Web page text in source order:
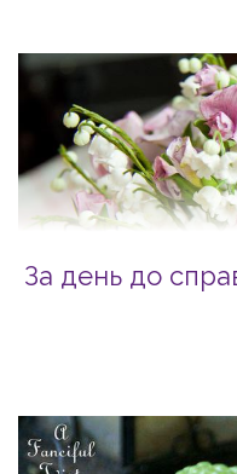
За день до